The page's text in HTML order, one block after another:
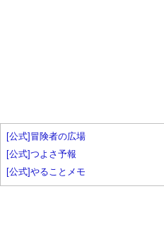
[公式]冒険者の広場
[公式]つよさ予報
[公式]やることメモ